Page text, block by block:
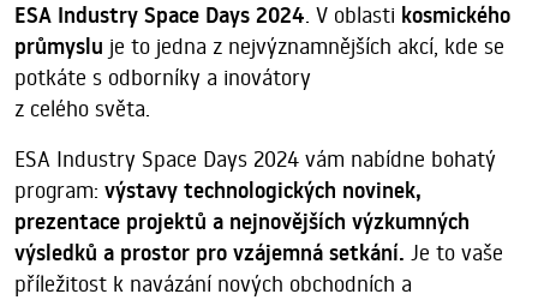
ESA Industry Space Days 2024. V oblasti kosmického
průmyslu je to jedna z nejvýznamnějších akcí, kde se
potkáte s odborníky a inovátory
z celého světa.
ESA Industry Space Days 2024 vám nabídne bohatý
program: výstavy technologických novinek,
prezentace projektů a nejnovějších výzkumných
výsledků a prostor pro vzájemná setkání. Je to vaše
příležitost k navázání nových obchodních a